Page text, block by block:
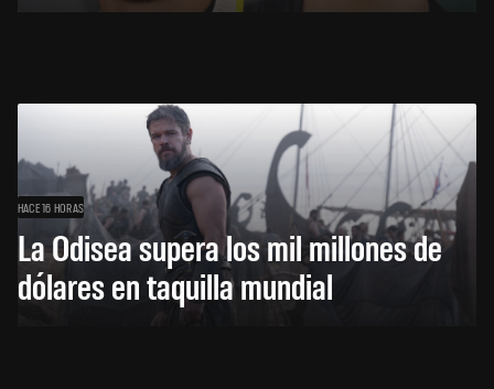
HACE 16 HORAS
La Odisea supera los mil millones de
dólares en taquilla mundial